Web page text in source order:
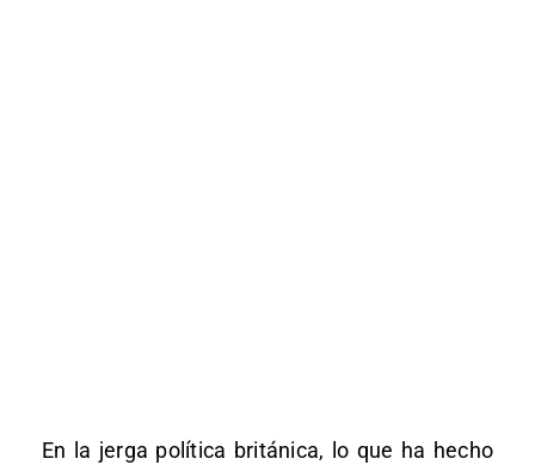
En la jerga política británica, lo que ha hecho